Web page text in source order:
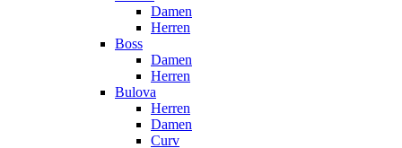
Damen
Herren
Boss
Damen
Herren
Bulova
Herren
Damen
Curv